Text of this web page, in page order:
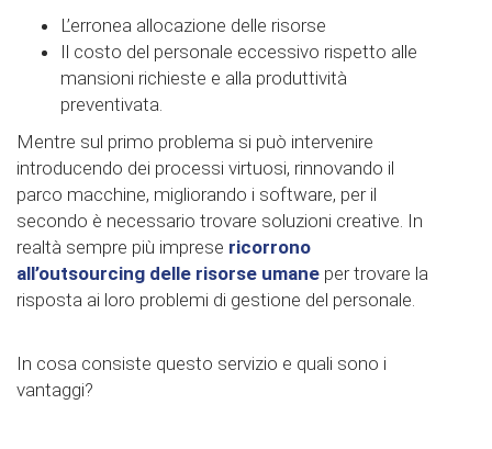
L’erronea allocazione delle risorse
Il costo del personale eccessivo rispetto alle
mansioni richieste e alla produttività
preventivata.
Mentre sul primo problema si può intervenire
introducendo dei processi virtuosi, rinnovando il
parco macchine, migliorando i software, per il
secondo è necessario trovare soluzioni creative. In
realtà sempre più imprese ricorrono
all’outsourcing delle risorse umane per trovare la
risposta ai loro problemi di gestione del personale.
In cosa consiste questo servizio e quali sono i
vantaggi?